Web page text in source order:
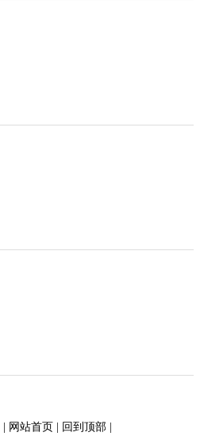
| 网站首页| 回到顶部|